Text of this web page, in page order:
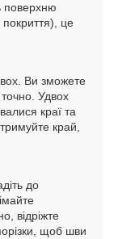
поверхню
це
Ви зможете
Удвох
краї та
край,
до
відріжте
щоб шви